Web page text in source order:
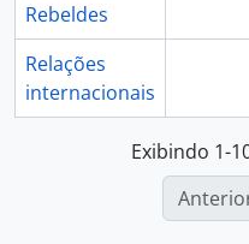
Rebeldes
Relações
internacionais
Exibindo 1-